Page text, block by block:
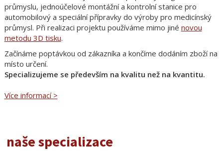
průmyslu, jednoúčelové montážní a kontrolní stanice pro
automobilový a speciální přípravky do výroby pro medicínský
průmysl. Při realizaci projektu používáme mimo jiné novou
metodu 3D tisku.
Začínáme poptávkou od zákazníka a končíme dodáním zboží na
místo určení.
Specializujeme se především na kvalitu než na kvantitu.
Více informací >
naše specializace